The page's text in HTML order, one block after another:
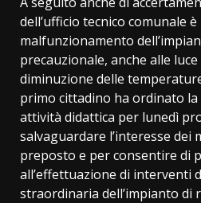
dell’ufficio tecnico comunale
malfunzionamento
precauzionale, anche alle
diminuzione delle
primo cittadino ha ordinato la
attività didattica per lunedì
salvaguardare l’interesse dei
preposto e per consentire di
all’effettuazione di interventi
straordinaria dell’impianto di